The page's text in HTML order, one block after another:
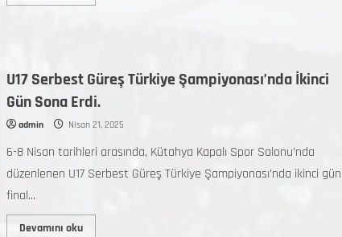
U17 Serbest Güreş Türkiye Şampiyonası’nda İkinci
Gün Sona Erdi.
admin Nisan 21, 2025
6-8 Nisan tarihleri arasında, Kütahya Kapalı Spor Salonu’nda
düzenlenen U17 Serbest Güreş Türkiye Şampiyonası’nda ikinci gün
final...
Devamını oku